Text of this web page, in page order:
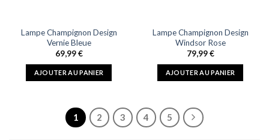
produit
Lampe Champignon Design
Vernie Bleue
69,99€
AJOUTER AU PANIER
Lampe Champignon Design
Windsor Rose
79,99€
AJOUTER AU PANIER
1 2 3 4 5